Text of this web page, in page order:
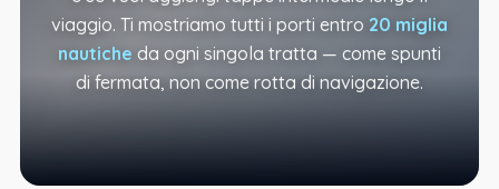
viaggio. Ti mostriamo tutti i porti entro 20 miglia
nautiche da ogni singola tratta — come spunti
di fermata, non come rotta di navigazione.